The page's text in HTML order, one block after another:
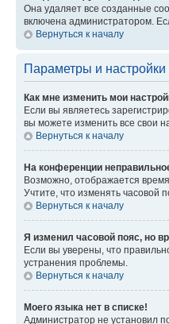
Она удаляет все созданные
включена администратором.
Вернуться к началу
Параметры и настройки
Как мне изменить мои
Если вы являетесь
вы можете изменить все свои
Вернуться к началу
На конференции
Возможно, отображается
Учтите, что изменять часовой
Вернуться к началу
Я изменил часовой пояс, но
Если вы уверены, что
устранения проблемы.
Вернуться к началу
Моего языка нет в списке!
Администратор не установил